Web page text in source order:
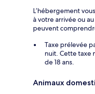
L’hébergement
à votre arrivée ou
peuvent
Taxe prélevée
nuit. Cette taxe
de 18 ans.
Animaux